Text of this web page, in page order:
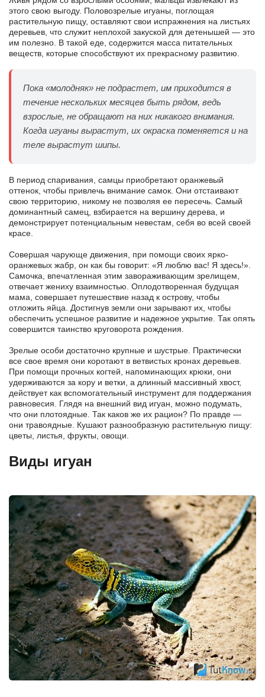
этого свою выгоду. Половозрелые игуаны, поглощая
растительную пищу, оставляют свои испражнения на листьях
деревьев, что служит неплохой закуской для детенышей — это
им полезно. В такой еде, содержится масса питательных
веществ, которые способствуют их прекрасному развитию.
Пока «молодняк» не подрастет, им приходится в
течение нескольких месяцев быть рядом, ведь
взрослые, не обращают на них никакого внимания.
Когда игуаны вырастут, их окраска поменяется и на
теле вырастут шипы.
В период спаривания, самцы приобретают оранжевый
оттенок, чтобы привлечь внимание самок. Они отстаивают
свою территорию, никому не позволяя ее пересечь. Самый
доминантный самец, взбирается на вершину дерева, и
демонстрирует потенциальным невестам, себя во всей своей
красе.
Совершая чарующе движения, при помощи своих ярко-
оранжевых жабр, он как бы говорит: «Я люблю вас! Я здесь!».
Самочка, впечатленная этим завораживающим зрелищем,
отвечает жениху взаимностью. Оплодотворенная будущая
мама, совершает путешествие назад к острову, чтобы
отложить яйца. Достигнув земли они зарывают их, чтобы
обеспечить успешное развитие и надежное укрытие. Так опять
совершится таинство круговорота рождения.
Зрелые особи достаточно крупные и шустрые. Практически
все свое время они коротают в ветвистых кронах деревьев.
При помощи прочных когтей, напоминающих крюки, они
удерживаются за кору и ветки, а длинный массивный хвост,
действует как вспомогательный инструмент для поддержания
равновесия. Глядя на внешний вид игуан, можно подумать,
что они плотоядные. Так каков же их рацион? По правде —
они травоядные. Кушают разнообразную растительную пищу:
цветы, листья, фрукты, овощи.
Виды игуан